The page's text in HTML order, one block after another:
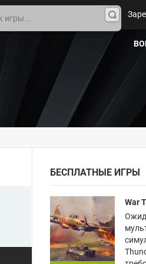
На
йти
БЕСПЛАТНЫЕ ИГРЫ
War